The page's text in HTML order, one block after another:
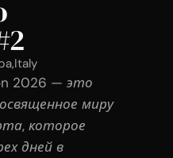
,Italy
2026 — это
миру
которое
дней в